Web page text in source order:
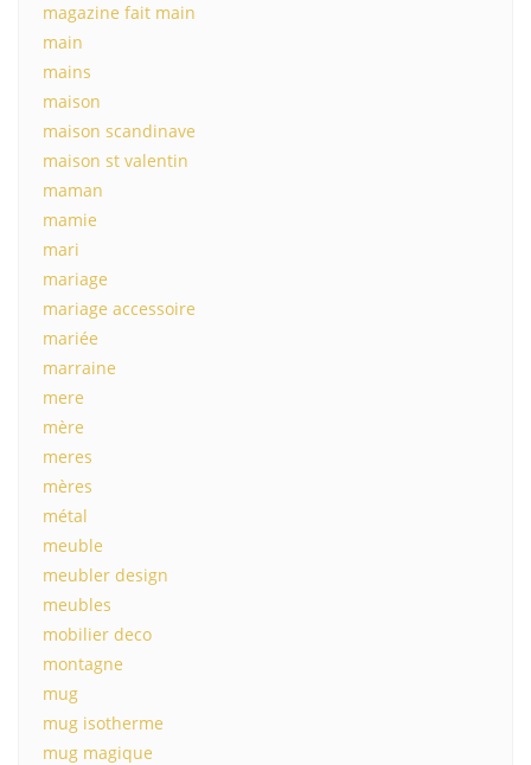
magazine fait main
main
mains
maison
maison scandinave
maison st valentin
maman
mamie
mari
mariage
mariage accessoire
mariée
marraine
mere
mère
meres
mères
métal
meuble
meubler design
meubles
mobilier deco
montagne
mug
mug isotherme
mug magique